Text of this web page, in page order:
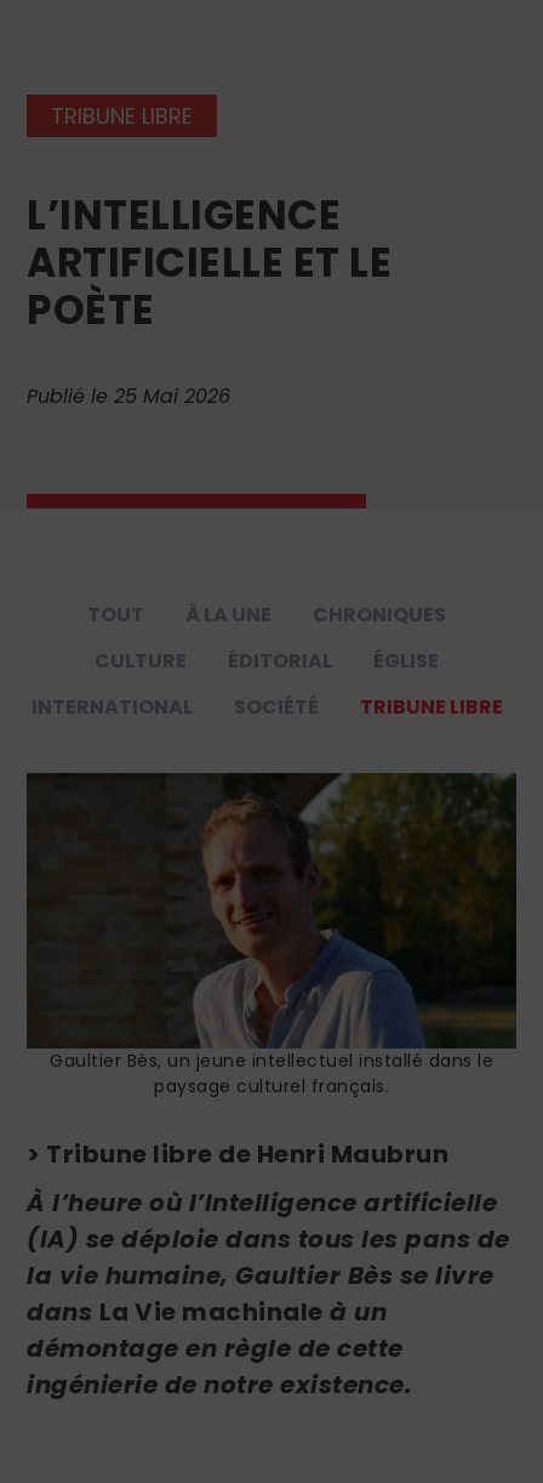
TRIBUNE LIBRE
L’INTELLIGENCE
ARTIFICIELLE ET LE
POÈTE
Publié le 25 Mai 2026
TOUT À LA UNE
CHRONIQUES
CULTURE
ÉDITORIAL
ÉGLISE
INTERNATIONAL
SOCIÉTÉ TRIBUNE LIBRE
Gaultier Bès, un jeune intellectuel installé dans le
paysage culturel français.
> Tribune libre de Henri Maubrun
À l’heure où l’Intelligence artificielle
(IA) se déploie dans tous les pans de
la vie humaine, Gaultier Bès se livre
dans La Vie machinale à un
démontage en règle de cette
ingénierie de notre existence.